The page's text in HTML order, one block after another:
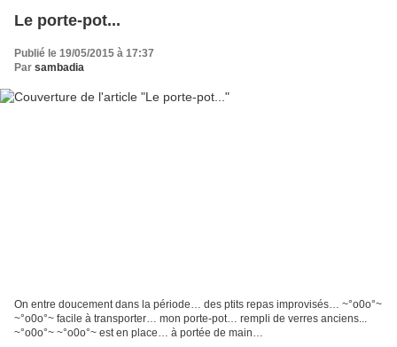
Le porte-pot...
Publié le 19/05/2015 à 17:37
Par sambadia
On entre doucement dans la période… des ptits repas improvisés… ~°o0o°~
~°o0o°~ facile à transporter… mon porte-pot… rempli de verres anciens...
~°o0o°~ ~°o0o°~ est en place… à portée de main…